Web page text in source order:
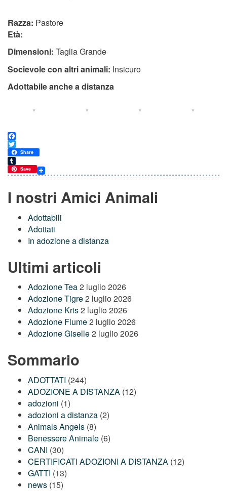
Razza: Pastore
Età:
Dimensioni: Taglia Grande
Socievole con altri animali: Insicuro
Adottabile anche a distanza
Facebook
Twitter
Share
Tumblr
Save
I nostri Amici Animali
Adottabili
Adottati
In adozione a distanza
Ultimi articoli
Adozione Tea2 luglio 2026
Adozione Tigre2 luglio 2026
Adozione Kris2 luglio 2026
Adozione Fiume2 luglio 2026
Adozione Giselle2 luglio 2026
Sommario
ADOTTATI (244)
ADOZIONE A DISTANZA (12)
adozioni (1)
adozioni a distanza (2)
Animals Angels (8)
Benessere Animale (6)
CANI (30)
CERTIFICATI ADOZIONI A DISTANZA (12)
GATTI (13)
news (15)